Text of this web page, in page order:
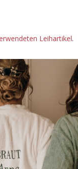
Leihartikel.